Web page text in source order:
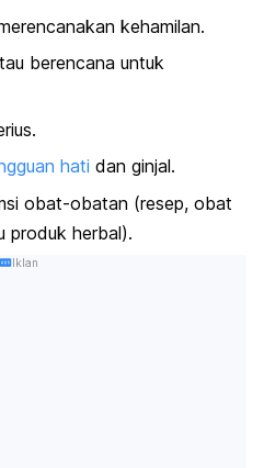
kehamilan.
berencana untuk
hati dan ginjal.
obat-obatan (resep, obat
produk herbal).
Iklan